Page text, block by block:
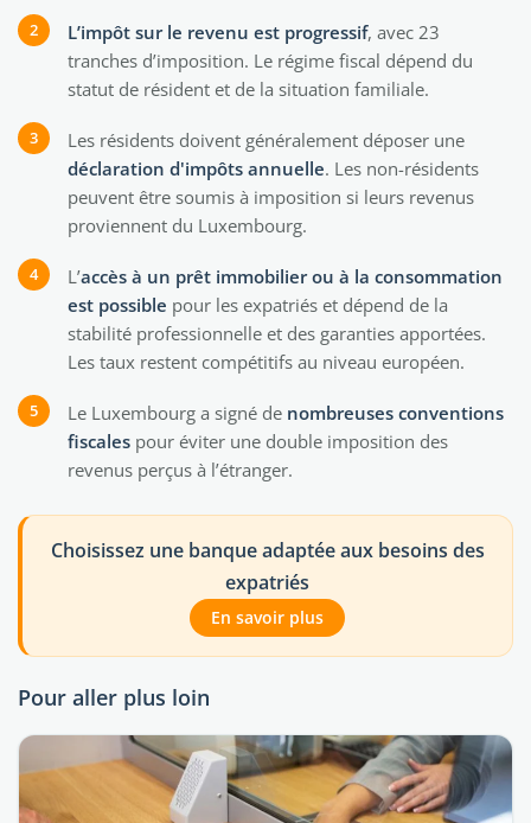
L’impôt sur le revenu est progressif, avec 23
tranches d’imposition. Le régime fiscal dépend du
statut de résident et de la situation familiale.
Les résidents doivent généralement déposer une
déclaration d'impôts annuelle. Les non-résidents
peuvent être soumis à imposition si leurs revenus
proviennent du Luxembourg.
L’accès à un prêt immobilier ou à la consommation
est possible pour les expatriés et dépend de la
stabilité professionnelle et des garanties apportées.
Les taux restent compétitifs au niveau européen.
Le Luxembourg a signé de nombreuses conventions
fiscales pour éviter une double imposition des
revenus perçus à l’étranger.
Choisissez une banque adaptée aux besoins des
expatriés
En savoir plus
Pour aller plus loin